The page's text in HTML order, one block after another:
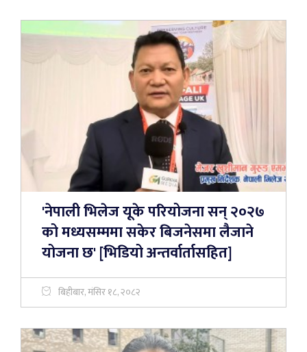
'नेपाली भिलेज यूके परियोजना सन् २०२७
को मध्यसम्ममा सकेर बिजनेसमा लैजाने
योजना छ' [भिडियो अन्तर्वार्तासहित]
बिहीबार, मंसिर १८, २०८२